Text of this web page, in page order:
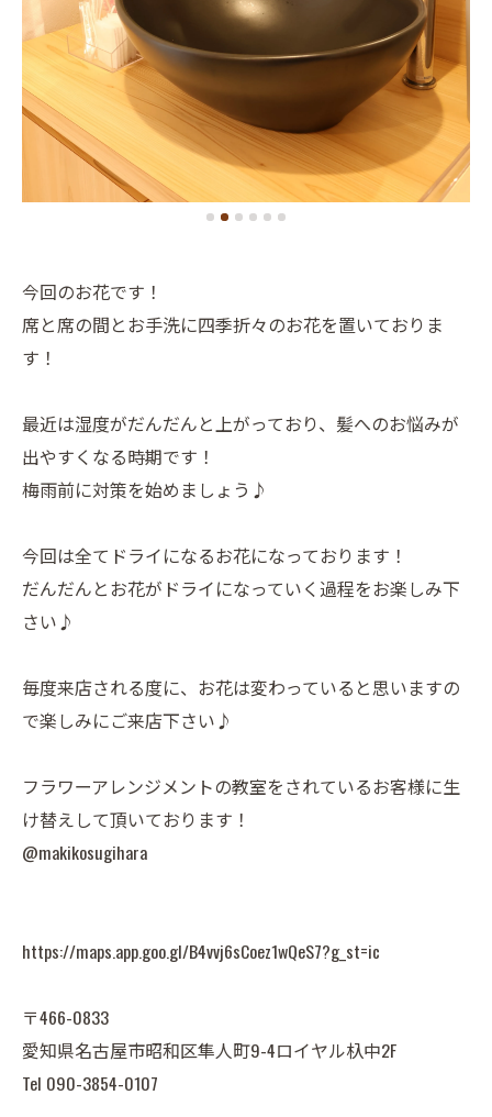
今回のお花です！
席と席の間とお手洗に四季折々のお花を置いておりま
す！
最近は湿度がだんだんと上がっており、髪へのお悩みが
出やすくなる時期です！
梅雨前に対策を始めましょう♪
今回は全てドライになるお花になっております！
だんだんとお花がドライになっていく過程をお楽しみ下
さい♪
毎度来店される度に、お花は変わっていると思いますの
で楽しみにご来店下さい♪
フラワーアレンジメントの教室をされているお客様に生
け替えして頂いております！
@makikosugihara
https://maps.app.goo.gl/B4vvj6sCoez1wQeS7?g_st=ic
〒466-0833
愛知県名古屋市昭和区隼人町9-4ロイヤル杁中2F
Tel 090-3854-0107⁡